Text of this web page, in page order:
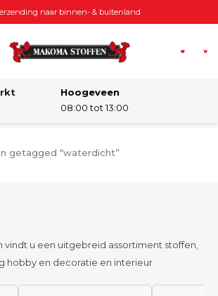
12:00 besteld, zelfde dag verzonden
Hoogeveen
08:00 tot 13:00
Damesstoffen
getagged “waterdicht”
vindt u een uitgebreid assortiment stoffen,
hobby en decoratie en interieur